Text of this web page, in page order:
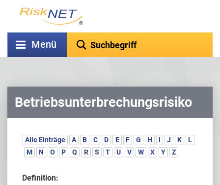
Menü
Betriebsunterbrechungsrisiko
Alle Einträge A B C D E F G H I J K
L
M
N O P Q R S T U V W X Y Z
Definition: